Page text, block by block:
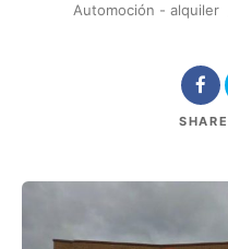
Automoción - alquiler
SHARE